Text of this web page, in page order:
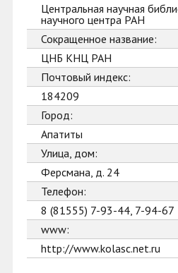
Центральная научная
научного центра РАН
Сокращенное название:
ЦНБ КНЦ РАН
Почтовый индекс:
184209
Город:
Апатиты
Улица, дом:
Ферсмана, д. 24
Телефон:
8 (81555) 7-93-44, 7-94-67
www:
http://www.kolasc.net.ru